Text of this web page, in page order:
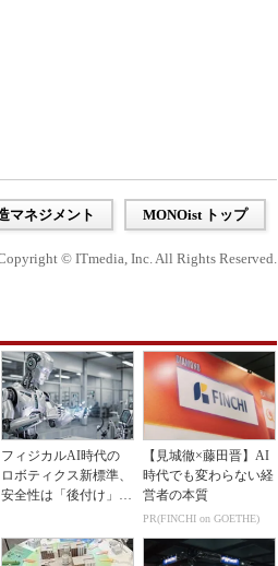
マネジメント MONOist トップ
© ITmedia, Inc. All Rights Reserved.
フィジカルAI時代の
ロボティクス新標準、
安全性は「後付け」で
【見城徹×藤田晋】AI
時代でも変わらない経
営者の本質
PR(FINCHI on GOETHE)